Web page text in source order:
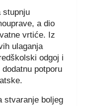
stupnju
a dio
vrtiće. Iz
ulaganja
odgoj i
potporu
stvaranje boljeg